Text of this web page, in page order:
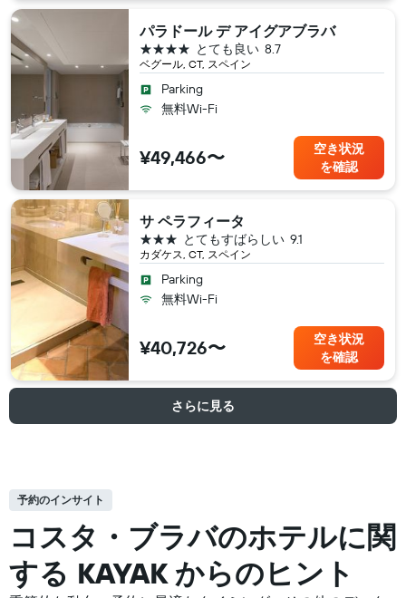
パラドール デ アイグアブラバ
ベグール, CT, スペイン
8.7
とても良い
4つ星
Parking
無料Wi-Fi
¥49,466〜
空き状況
を確認
サ ペラフィータ
カダケス, CT, スペイン
9.1
とてもすばらしい
3つ星
Parking
無料Wi-Fi
¥40,726〜
空き状況
を確認
さらに見る
予約のインサイト
コスタ・ブラバの​ホテルに関
する KAYAK からのヒント